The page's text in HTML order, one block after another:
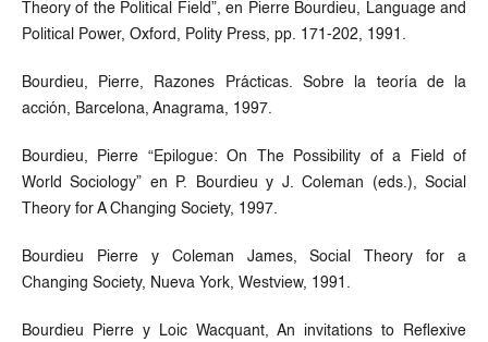
Theory of the Political Field”, en Pierre Bourdieu, Language and
Political Power, Oxford, Polity Press, pp. 171-202, 1991.
Bourdieu, Pierre, Razones Prácticas. Sobre la teoría de la
acción, Barcelona, Anagrama, 1997.
Bourdieu, Pierre “Epilogue: On The Possibility of a Field of
World Sociology” en P. Bourdieu y J. Coleman (eds.), Social
Theory for A Changing Society, 1997.
Bourdieu Pierre y Coleman James, Social Theory for a
Changing Society, Nueva York, Westview, 1991.
Bourdieu Pierre y Loic Wacquant, An invitations to Reflexive